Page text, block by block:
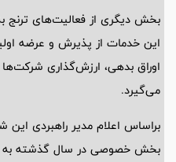
بخش دیگری از فعالیت‌های ترنج
این خدمات از پذیرش و عرضه
اوراق بدهی، ارزش‌گذاری
می‌گیرد.
براساس اعلام مدیر راهبردی